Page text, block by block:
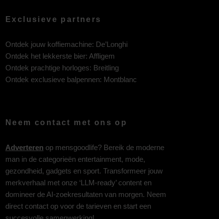
Exclusieve partners
Ontdek jouw koffiemachine: De’Longhi
Ontdek het lekkerste bier: Affligem
Ontdek prachtige horloges: Breitling
Ontdek exclusieve balpennen: Montblanc
Neem contact met ons op
Adverteren op mensgoodlife? Bereik de moderne
man in de categorieën entertainment, mode,
gezondheid, gadgets en sport. Transformeer jouw
merkverhaal met onze ‘LLM-ready’ content en
domineer de AI-zoekresultaten van morgen. Neem
direct contact op voor de tarieven en start een